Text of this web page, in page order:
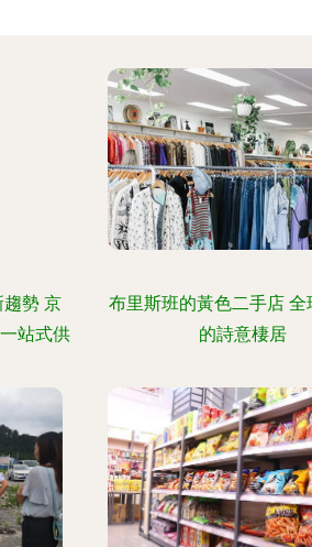
勢 京
站式供
布里斯班的黃色二手店 全
的詩意棲居